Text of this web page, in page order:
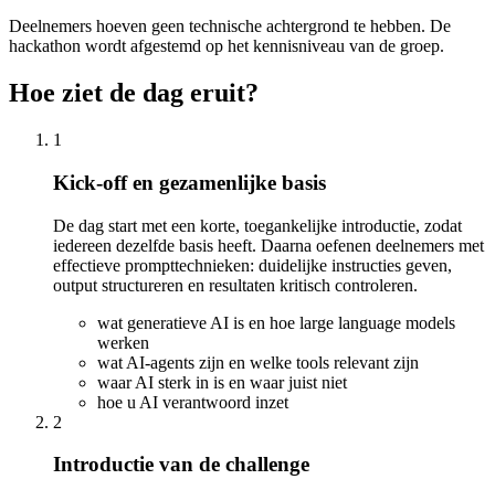
Deelnemers hoeven geen technische achtergrond te hebben. De
hackathon wordt afgestemd op het kennisniveau van de groep.
Hoe ziet de dag eruit?
1
Kick-off en gezamenlijke basis
De dag start met een korte, toegankelijke introductie, zodat
iedereen dezelfde basis heeft. Daarna oefenen deelnemers met
effectieve prompttechnieken: duidelijke instructies geven,
output structureren en resultaten kritisch controleren.
wat generatieve AI is en hoe large language models
werken
wat AI-agents zijn en welke tools relevant zijn
waar AI sterk in is en waar juist niet
hoe u AI verantwoord inzet
2
Introductie van de challenge